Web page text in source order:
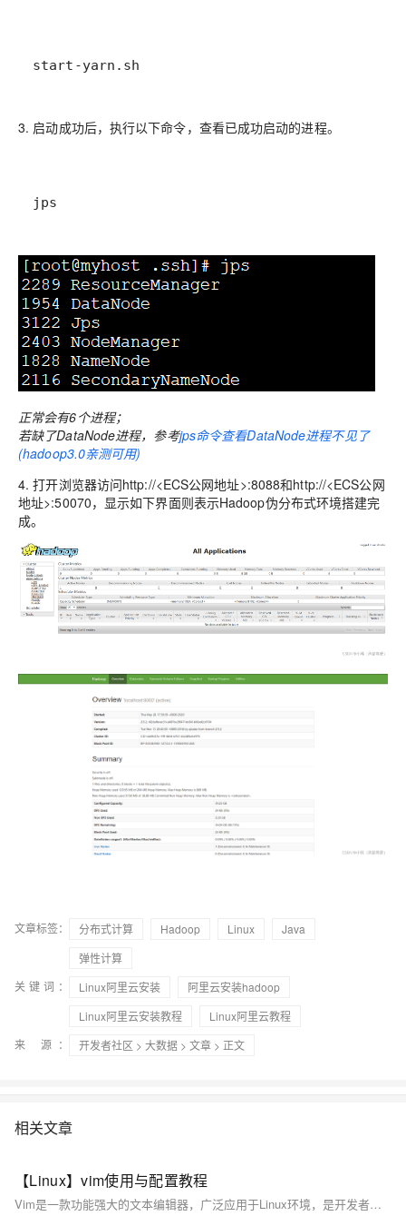
start-yarn.sh
3. 启动成功后，执行以下命令，查看已成功启动的进程。
jps
正常会有6个进程；
若缺了DataNode进程，参考jps命令查看DataNode进程不见了
(hadoop3.0亲测可用)
4. 打开浏览器访问http://<ECS公网地址>:8088和http://<ECS公网
地址>:50070，显示如下界面则表示Hadoop伪分布式环境搭建完
成。
文章标签： 分布式计算 Hadoop Linux
Java
弹性计算
关键词：
Linux阿里云安装
阿里云安装hadoop
Linux阿里云安装教程
Linux阿里云教程
来 源：
开发者社区 > 大数据 > 文章 > 正文
相关文章
【Linux】vim使用与配置教程
Vim是一款功能强大的文本编辑器，广泛应用于Linux环境，是开发者和系统管理员的必备工具。本文介绍了Vim的基本操作与简单配置，涵盖命令模式、插入模式和底行模式的使用方法，以及光标定位、复制粘贴、搜索替换等常用技巧。同时，文章还提供了实用的分屏操作和代码注释方法，并分享了通过`.vimrc`文件进行个性化配置（如显示行号、语法高亮、自动缩进等）的技巧，帮助用户提升文本编辑效率。掌握这些内容，能让Vim更好地服务于日常工作与开发需求。